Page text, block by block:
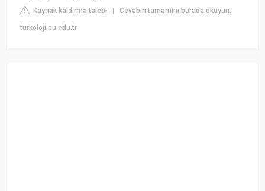
Kaynak kaldırma talebi |Cevabın tamamını burada okuyun:
turkoloji.cu.edu.tr